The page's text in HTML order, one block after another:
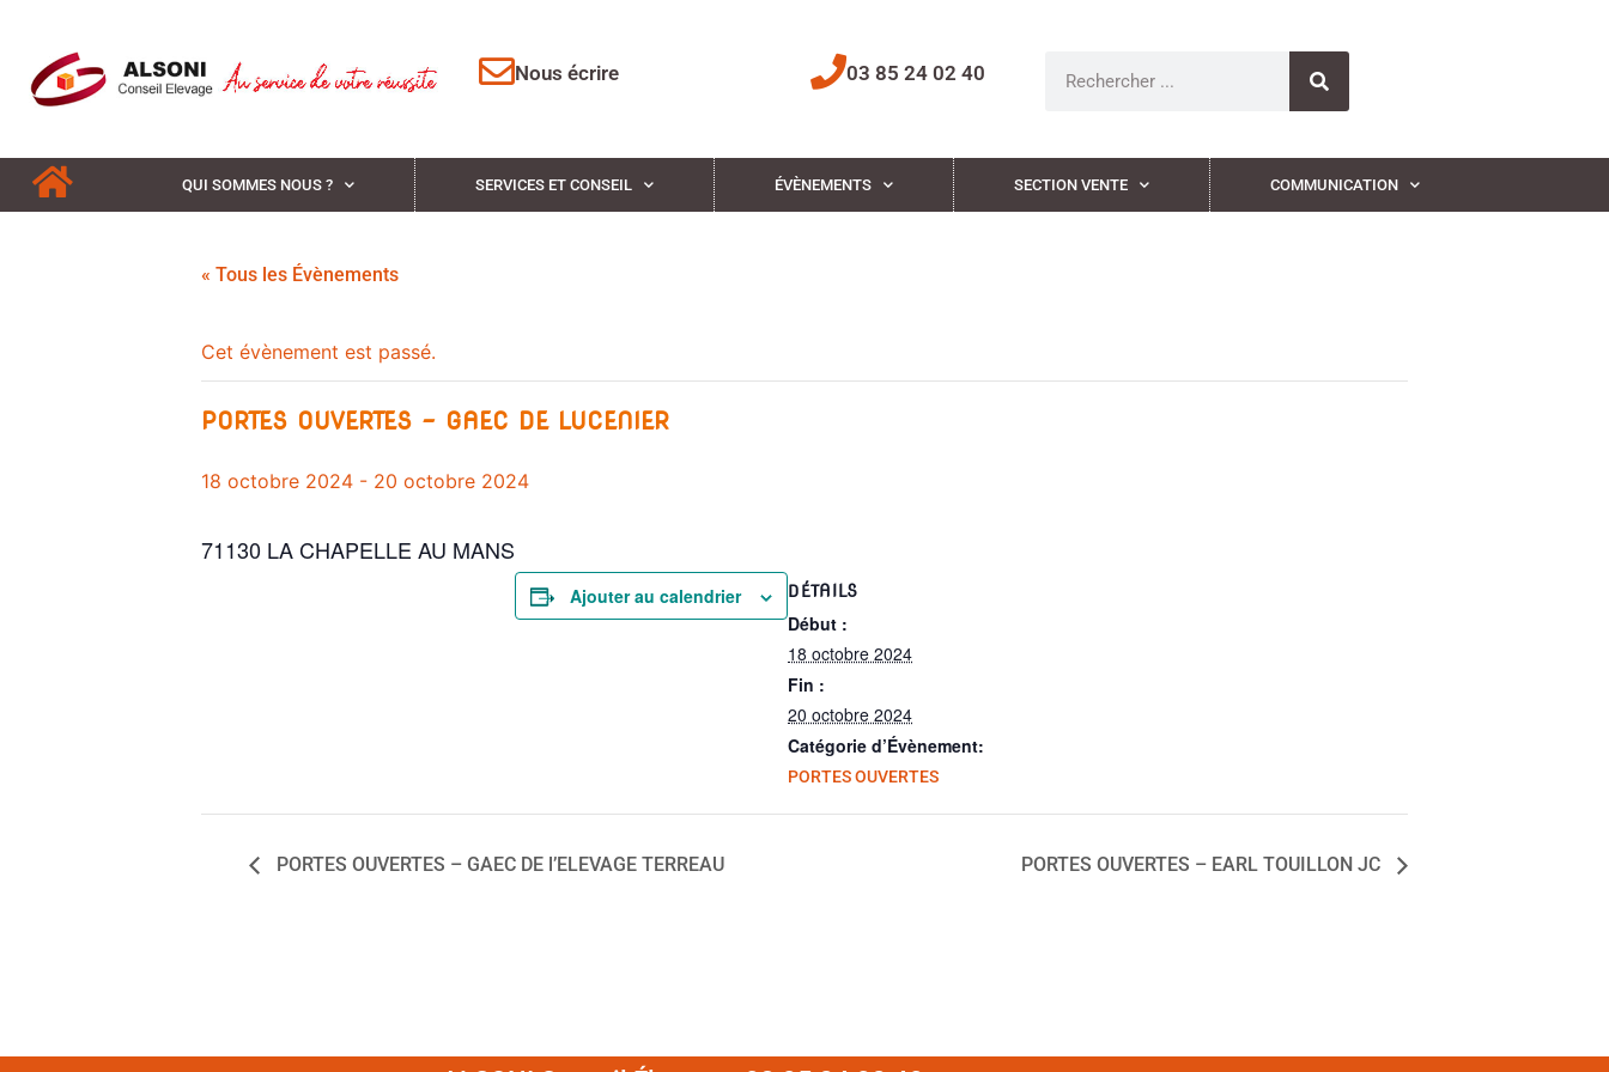
Nous écrire 03 85 24 02 40
QUI SOMMES NOUS ? SERVICES ET CONSEIL ÉVÈNEMENTS SECTION VENTE COMMUNICATION
« Tous les Évènements
Cet évènement est passé.
PORTES OUVERTES – GAEC DE LUCENIER
18 octobre 2024 - 20 octobre 2024
71130 LA CHAPELLE AU MANS
Ajouter au calendrier DÉTAILS
Début :
18 octobre 2024
Fin :
20 octobre 2024
Catégorie d’Évènement:
PORTES OUVERTES
PORTES OUVERTES – GAEC DE l’ELEVAGE TERREAU PORTES OUVERTES – EARL TOUILLON JC